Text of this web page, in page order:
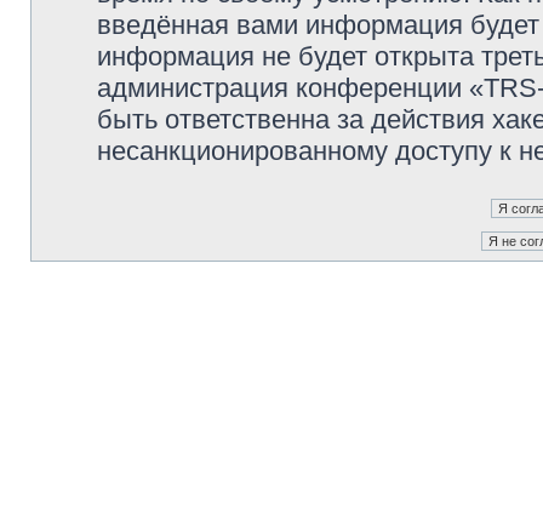
введённая вами информация
информация не будет открыта
администрация конференции
быть ответственна за действия
несанкционированному доступу к